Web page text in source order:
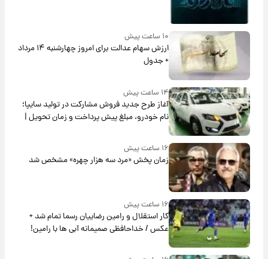
۱۰ ساعت پیش
ارزش سهام عدالت برای امروز چهارشنبه ۱۴ مرداد
+ جدول
۱۴ ساعت پیش
آغاز طرح جدید فروش مشارکت در تولید سایپا؛
نام خودرو، مبلغ پیش پرداخت و زمان تحویل |
سود مشارکت چند درصد است؟
۱۶ ساعت پیش
زمان پخش «مرد سه هزار چهره» مشخص شد
۱۶ ساعت پیش
کار استقلال و رامین رضاییان رسما تمام شد +
عکس / خداحافظی صمیمانه آبی ها با رامین!